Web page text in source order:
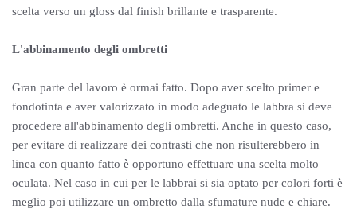
scelta verso un gloss dal finish brillante e trasparente.
L'abbinamento degli ombretti
Gran parte del lavoro è ormai fatto. Dopo aver scelto primer e
fondotinta e aver valorizzato in modo adeguato le labbra si deve
procedere all'abbinamento degli ombretti. Anche in questo caso,
per evitare di realizzare dei contrasti che non risulterebbero in
linea con quanto fatto è opportuno effettuare una scelta molto
oculata. Nel caso in cui per le labbrai si sia optato per colori forti è
meglio poi utilizzare un ombretto dalla sfumature nude e chiare.